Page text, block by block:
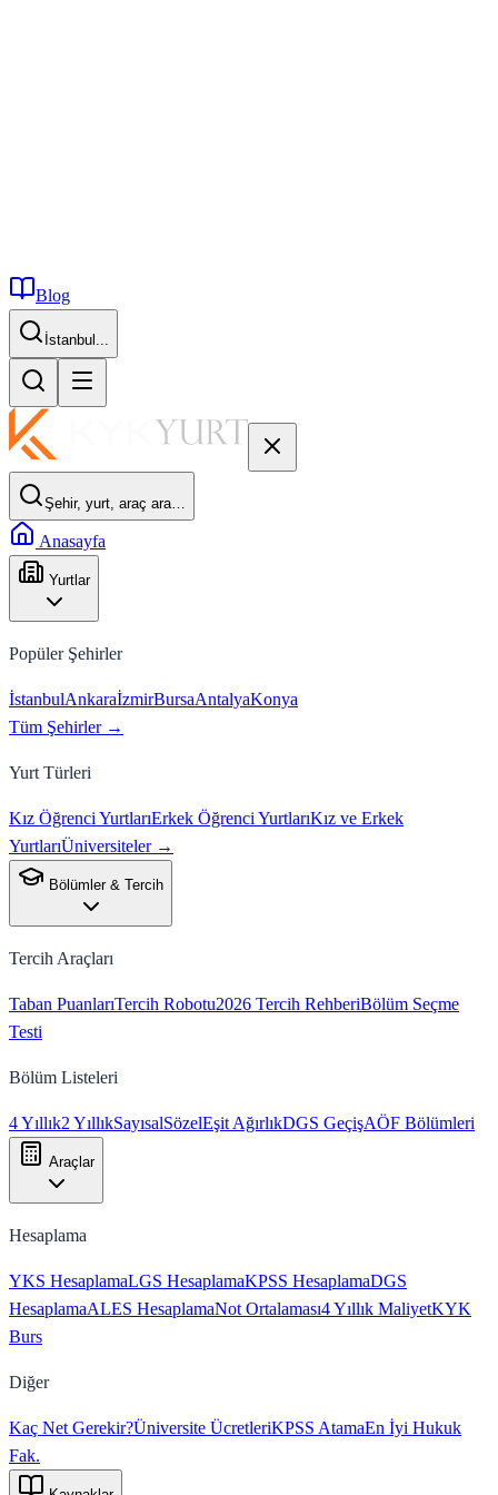
Blog
İstanbul...
Şehir, yurt, araç ara…
Anasayfa
Yurtlar
Popüler Şehirler
İstanbulAnkaraİzmirBursaAntalyaKonya
Tüm Şehirler →
Yurt Türleri
Kız Öğrenci YurtlarıErkek Öğrenci YurtlarıKız ve Erkek
YurtlarıÜniversiteler →
Bölümler & Tercih
Tercih Araçları
Taban PuanlarıTercih Robotu2026 Tercih RehberiBölüm Seçme
Testi
Bölüm Listeleri
4 Yıllık2 YıllıkSayısalSözelEşit AğırlıkDGS GeçişAÖF Bölümleri
Araçlar
Hesaplama
YKS HesaplamaLGS HesaplamaKPSS HesaplamaDGS
HesaplamaALES HesaplamaNot Ortalaması4 Yıllık MaliyetKYK
Burs
Diğer
Kaç Net Gerekir?Üniversite ÜcretleriKPSS AtamaEn İyi Hukuk
Fak.